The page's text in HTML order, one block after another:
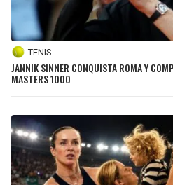
TENIS
JANNIK SINNER CONQUISTA ROMA Y
MASTERS 1000